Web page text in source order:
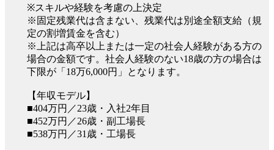
※スキルや経験を考慮の上決定
※固定残業代は含まない、残業代は別途全額支給（規
定の割増賃金を含む）
※上記は高卒以上または一定の社会人経験がある方の
場合の金額です。社会人経験のない18歳の方の場合は
下限が「18万6,000円」となります。
【年収モデル】
■404万円／23歳・入社2年目
■452万円／26歳・副工場長
■538万円／31歳・工場長